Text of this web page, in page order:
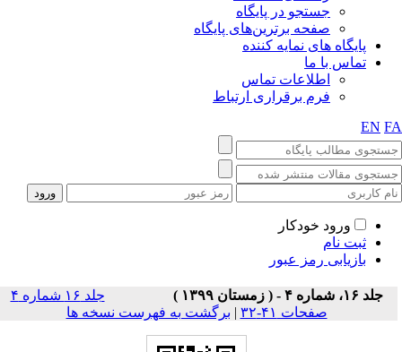
جستجو در پایگاه
صفحه برترین‌های پایگاه
پایگاه های نمایه کننده
تماس با ما
اطلاعات تماس
فرم برقراری ارتباط
EN
ورود خودکار
ثبت نام
بازیابی رمز عبور
جلد ۱۶، شماره ۴ - ( زمستان ۱۳۹۹ )
جلد ۱۶ شماره ۴
صفحات ۴۱-۳۲
| برگشت به فهرست نسخه ها